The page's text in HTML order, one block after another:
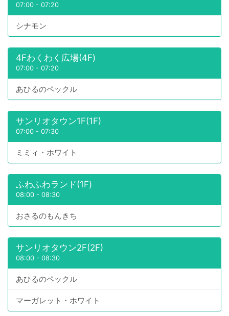
07:00 - 07:20
シナモン
4Fわくわく広場(4F)
07:00 - 07:20
あひるのペックル
サンリオタウン1F(1F)
07:00 - 07:30
ミミィ・ホワイト
ふわふわランド(1F)
08:00 - 08:30
おさるのもんきち
サンリオタウン2F(2F)
08:00 - 08:30
あひるのペックル
マーガレット・ホワイト